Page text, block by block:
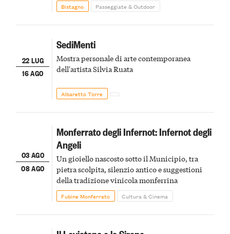
Bistagno Passeggiate & Outdoor
22 LUG
16 AGO
SediMenti
Mostra personale di arte contemporanea
dell'artista Silvia Ruata
Albaretto Torre
03 AGO
08 AGO
Monferrato degli Infernot: Infernot degli
Angeli
Un gioiello nascosto sotto il Municipio, tra
pietra scolpita, silenzio antico e suggestioni
della tradizione vinicola monferrina
Fubine Monferrato Cultura & Cinema